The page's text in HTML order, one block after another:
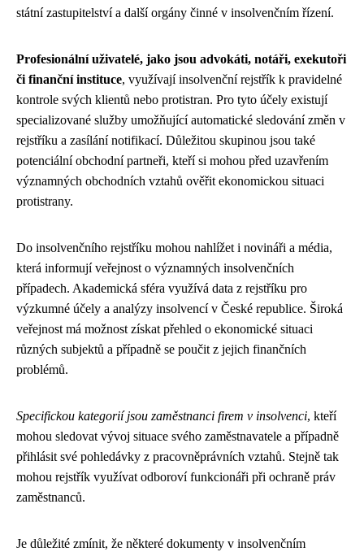
státní zastupitelství a další orgány činné v insolvenčním řízení.
Profesionální uživatelé, jako jsou advokáti, notáři, exekutoři
či finanční instituce, využívají insolvenční rejstřík k pravidelné
kontrole svých klientů nebo protistran. Pro tyto účely existují
specializované služby umožňující automatické sledování změn v
rejstříku a zasílání notifikací. Důležitou skupinou jsou také
potenciální obchodní partneři, kteří si mohou před uzavřením
významných obchodních vztahů ověřit ekonomickou situaci
protistrany.
Do insolvenčního rejstříku mohou nahlížet i novináři a média,
která informují veřejnost o významných insolvenčních
případech. Akademická sféra využívá data z rejstříku pro
výzkumné účely a analýzy insolvencí v České republice. Široká
veřejnost má možnost získat přehled o ekonomické situaci
různých subjektů a případně se poučit z jejich finančních
problémů.
Specifickou kategorií jsou zaměstnanci firem v insolvenci, kteří
mohou sledovat vývoj situace svého zaměstnavatele a případně
přihlásit své pohledávky z pracovněprávních vztahů. Stejně tak
mohou rejstřík využívat odboroví funkcionáři při ochraně práv
zaměstnanců.
Je důležité zmínit, že některé dokumenty v insolvenčním